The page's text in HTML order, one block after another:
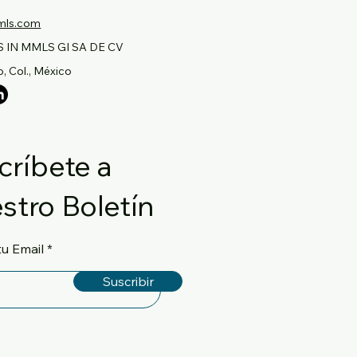
IN MMLS GI SA DE CV
Col., México
a
Boletín
Email
Suscribir